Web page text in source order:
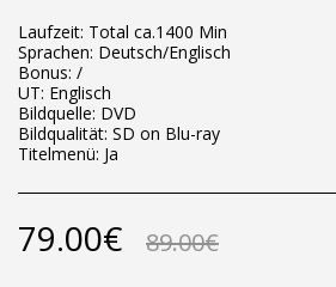
Laufzeit: Total ca.1400 Min
Sprachen: Deutsch/Englisch
Bonus: /
UT: Englisch
Bildquelle: DVD
Bildqualität: SD on Blu-ray
Titelmenü: Ja
79.00€ 89.00€